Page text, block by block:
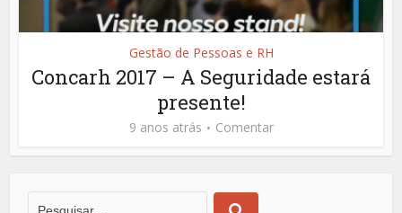
Gestão de Pessoas e RH
Concarh 2017 – A Seguridade estará
presente!
9 anos atrás Comentar